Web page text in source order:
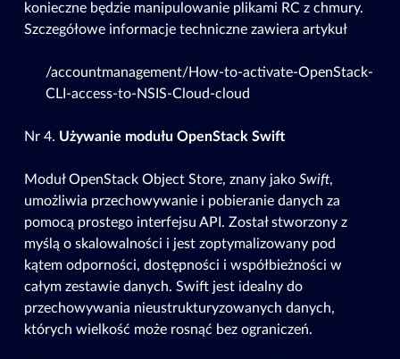
konieczne będzie manipulowanie plikami RC z chmury.
Szczegółowe informacje techniczne zawiera artykuł
/accountmanagement/How-to-activate-OpenStack-
CLI-access-to-NSIS-Cloud-cloud
Nr 4. Używanie modułu OpenStack Swift
Moduł OpenStack Object Store, znany jakoSwift,
umożliwia przechowywanie i pobieranie danych za
pomocą prostego interfejsu API. Został stworzony z
myślą o skalowalności i jest zoptymalizowany pod
kątem odporności, dostępności i współbieżności w
całym zestawie danych. Swift jest idealny do
przechowywania nieustrukturyzowanych danych,
których wielkość może rosnąć bez ograniczeń.